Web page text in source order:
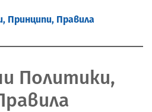
Принципи, Правила
Политики,